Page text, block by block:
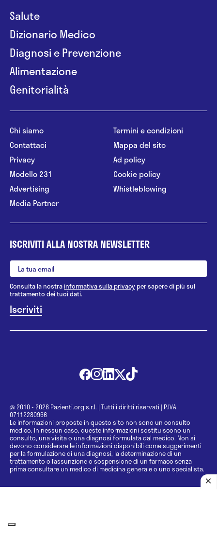
Salute
Dizionario Medico
Diagnosi e Prevenzione
Alimentazione
Genitorialità
Chi siamo
Contattaci
Privacy
Modello 231
Advertising
Media Partner
Termini e condizioni
Mappa del sito
Ad policy
Cookie policy
Whistleblowing
ISCRIVITI ALLA NOSTRA NEWSLETTER
Consulta la nostrainformativa sulla privacy per sapere di più sul
trattamento dei tuoi dati.
@ 2010 - 2026 Pazienti.org s.r.l. | Tutti i diritti riservati | P.IVA
07112280966
Le informazioni proposte in questo sito non sono un consulto
medico. In nessun caso, queste informazioni sostituiscono un
consulto, una visita o una diagnosi formulata dal medico. Non si
devono considerare le informazioni disponibili come suggerimenti
per la formulazione di una diagnosi, la determinazione di un
trattamento o l’assunzione o sospensione di un farmaco senza
prima consultare un medico di medicina generale o uno specialista.